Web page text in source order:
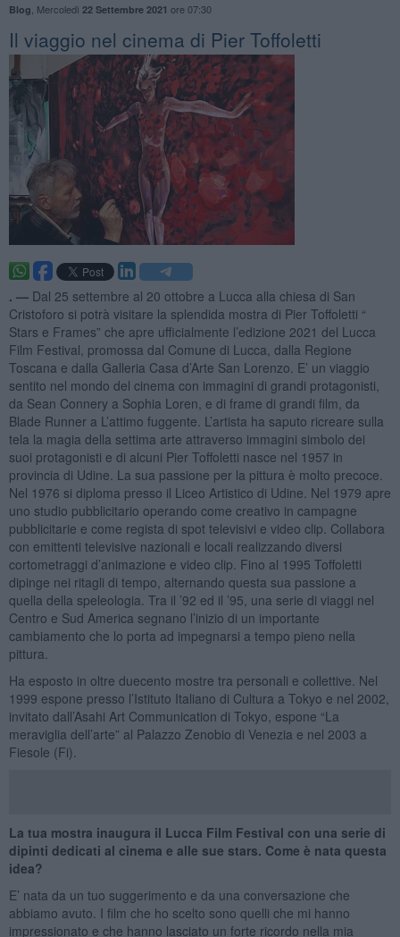
Blog Mercoledì 22 Settembre 2021 ore 07:30
​Il viaggio nel cinema di Pier Toffoletti
. — Dal 25 settembre al 20 ottobre a Lucca alla chiesa di San
Cristoforo si potrà visitare la splendida mostra di Pier Toffoletti “
Stars e Frames” che apre ufficialmente l’edizione 2021 del Lucca
Film Festival, promossa dal Comune di Lucca, dalla Regione
Toscana e dalla Galleria Casa d’Arte San Lorenzo. E’ un viaggio
sentito nel mondo del cinema con immagini di grandi protagonisti,
da Sean Connery a Sophia Loren, e di frame di grandi film, da
Blade Runner a L’attimo fuggente. L’artista ha saputo ricreare sulla
tela la magia della settima arte attraverso immagini simbolo dei
suoi protagonisti e di alcuni Pier Toffoletti nasce nel 1957 in
provincia di Udine. La sua passione per la pittura è molto precoce.
Nel 1976 si diploma presso il Liceo Artistico di Udine. Nel 1979 apre
uno studio pubblicitario operando come creativo in campagne
pubblicitarie e come regista di spot televisivi e video clip. Collabora
con emittenti televisive nazionali e locali realizzando diversi
cortometraggi d’animazione e video clip. Fino al 1995 Toffoletti
dipinge nei ritagli di tempo, alternando questa sua passione a
quella della speleologia. Tra il ’92 ed il ’95, una serie di viaggi nel
Centro e Sud America segnano l’inizio di un importante
cambiamento che lo porta ad impegnarsi a tempo pieno nella
pittura.
Ha esposto in oltre duecento mostre tra personali e collettive. Nel
1999 espone presso l’Istituto Italiano di Cultura a Tokyo e nel 2002,
invitato dall’Asahi Art Communication di Tokyo, espone “La
meraviglia dell’arte” al Palazzo Zenobio di Venezia e nel 2003 a
Fiesole (Fi).
La tua mostra inaugura il Lucca Film Festival con una serie di
dipinti dedicati al cinema e alle sue stars. Come è nata questa
idea?
E’ nata da un tuo suggerimento e da una conversazione che
abbiamo avuto. I film che ho scelto sono quelli che mi hanno
impressionato e che hanno lasciato un forte ricordo nella mia